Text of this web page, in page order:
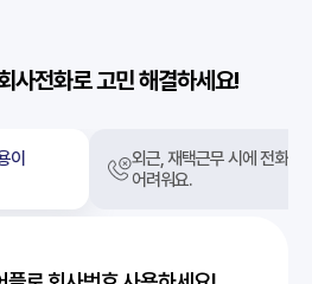
사전화로 고민 해결하세요!
이
외근, 재택근무 시에 전화업
어려워요.